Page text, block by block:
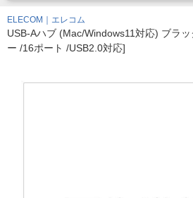
ELECOM｜エレコム
USB-Aハブ (Mac/Windows11対応) ブラ
ー /16ポート /USB2.0対応]